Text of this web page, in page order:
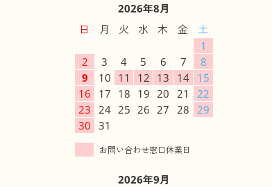
2026年8月
日
月 火 水 木 金
土
1
2
3 4 5 6 7
8
9
10 11 12 13 14 15
16
17 18 19 20 21
22
23
24 25 26 27 28
29
30 31
2026年9月